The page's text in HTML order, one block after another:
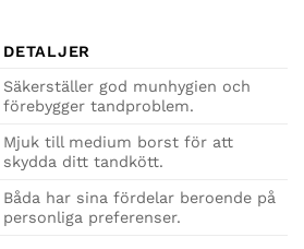
DETALJER
Säkerställer god munhygien och
förebygger tandproblem.
Mjuk till medium borst för att
skydda ditt tandkött.
Båda har sina fördelar beroende på
personliga preferenser.